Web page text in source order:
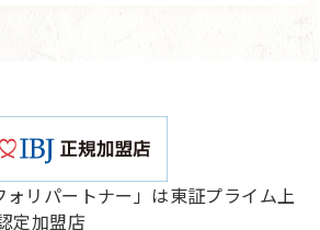
ォリパートナー」は東証プライム上
定加盟店